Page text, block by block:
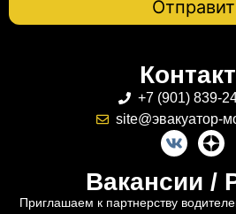
+7 (901) 839-
site@эвакуатор-
Вакансии /
Приглашаем к партнерству